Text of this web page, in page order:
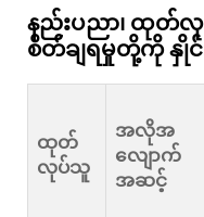
နည်းပညာ၊ ထုတ်
စိတ်ချရမှုတို့ကို နှိုင်
ထုတ်
လုပ်သူ
အလိုအ
လျောက်
အဆင့်